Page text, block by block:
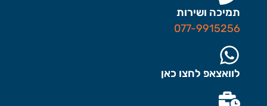
תמיכה ושירות
077-9915256
לוואצאפ לחצו כאן